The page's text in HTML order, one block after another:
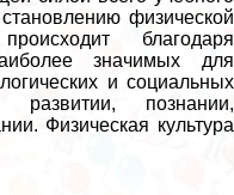
физической
благодаря
значимых для
и социальных
познании,
Физическая культура